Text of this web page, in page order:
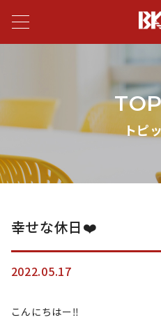
トピ
幸せな休日❤️
2022.05.17
こんにちはー‼